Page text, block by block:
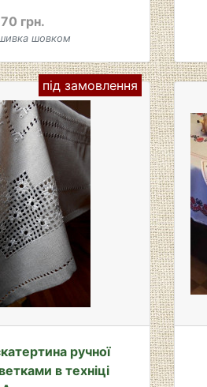
грн.
шовком
під замовлення
ручної
в техніці